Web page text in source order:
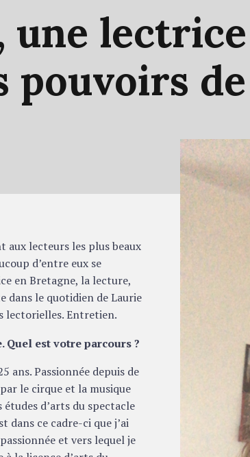
une lectrice
pouvoirs de
aux lecteurs les plus beaux
d’entre eux se
en Bretagne, la lecture,
dans le quotidien de Laurie
lectorielles. Entretien.
Quel est votre parcours ?
ans. Passionnée depuis de
le cirque et la musique
études d’arts du spectacle
dans ce cadre-ci que j’ai
et vers lequel je